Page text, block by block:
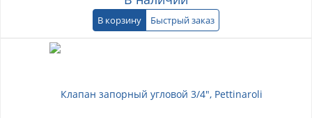
В корзину Быстрый заказ